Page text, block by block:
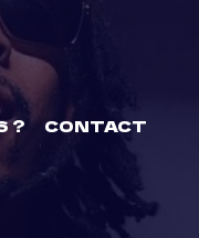
? CONTACT